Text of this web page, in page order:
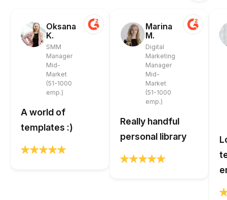
Oksana
K.
SMM
Manager
Mid-
Market
(51-1000
emp.)
A world of
templates :)
Marina
M.
Digital
Marketing
Manager
Mid-
Market
(51-1000
emp.)
Really handful
personal library